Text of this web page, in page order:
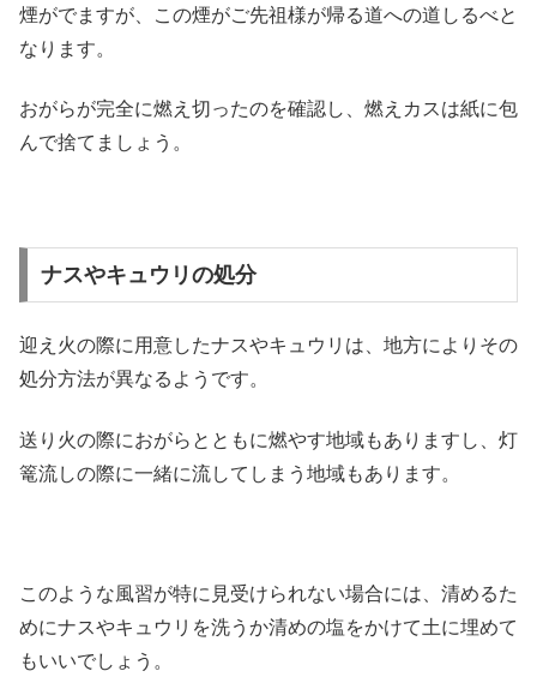
煙がでますが、この煙がご先祖様が帰る道への道しるべと
なります。
おがらが完全に燃え切ったのを確認し、燃えカスは紙に包
んで捨てましょう。
ナスやキュウリの処分
迎え火の際に用意したナスやキュウリは、地方によりその
処分方法が異なるようです。
送り火の際におがらとともに燃やす地域もありますし、灯
篭流しの際に一緒に流してしまう地域もあります。
このような風習が特に見受けられない場合には、清めるた
めにナスやキュウリを洗うか清めの塩をかけて土に埋めて
もいいでしょう。